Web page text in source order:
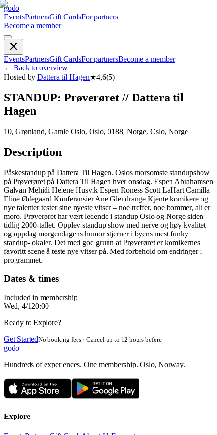
godo
EventsPartnersGift CardsFor partners
Become a member
EventsPartnersGift CardsFor partnersBecome a member
← Back to overview
Hosted by Dattera til Hagen★4,6(5)
STANDUP: Prøverøret // Dattera til
Hagen
10, Grønland, Gamle Oslo, Oslo, 0188, Norge, Oslo, Norge
Description
Påskestandup på Dattera Til Hagen. Oslos morsomste standupshow
på Prøverøret på Dattera Til Hagen hver onsdag. Espen Abrahamsen
Galvan Mehidi Helene Husvik Espen Roness Scott LaHart Camilla
Eline Ødegaard Konferansier Ane Glendrange Kjente komikere og
nye talenter tester sine nyeste vitser – noe treffer, noe bommer, alt er
moro. Prøverøret har vært ledende i standup Oslo og Norge siden
tidlig 2000-tallet. Opplev standup show med nerve og høy kvalitet
og oppdag morgendagens humor stjerner i byens mest funky
standup-lokaler. Det med god grunn at Prøverøret er komikernes
favoritt scene å teste nye vitser på. Med forbehold om endringer i
programmet.
Dates & times
Included in membership
Wed, 4/1 20:00
Ready to Explore?
Get StartedNo booking fees · Cancel up to 12 hours before
godo
Hundreds of experiences. One membership. Oslo, Norway.
Explore